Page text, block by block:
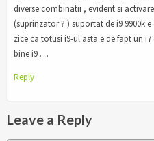
diverse combinatii , evident si
(suprinzator ? ) suportat de i9 9900k e
zice ca totusi i9-ul asta e de fapt un
bine i9 …
Reply
Leave a Reply